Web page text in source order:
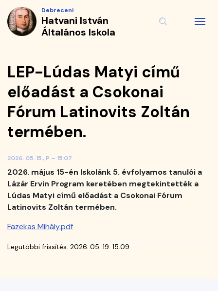
LEP-
Lúdas
című
előadást
a
Csokonai
Latinovits
Zoltán
termében.
Hatvani
Ugrás
tartalomra
Debreceni
Hatvani István
Általános Iskola
LEP-Lúdas Matyi című
előadást a Csokonai
Fórum Latinovits Zoltán
termében.
2026. 05. 15., P – 15:07
2026. május 15-én Iskolánk 5. évfolyamos tanulói a
Lázár Ervin Program keretében megtekintették a
Lúdas Matyi című előadást a Csokonai Fórum
Latinovits Zoltán termében.
Fazekas Mihály.pdf
Legutóbbi frissítés: 2026. 05. 19. 15:09